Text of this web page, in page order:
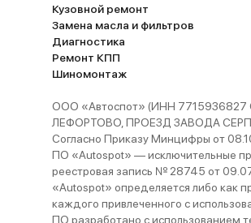
Кузовной ремонт
Замена масла и фильтров
Диагностика
Ремонт КПП
Шиномонтаж
ООО «Автоспот» (ИНН 7715936827
ЛЕФОРТОВО, ПРОЕЗД ЗАВОДА СЕРП И
Согласно Приказу Минцифры от
ПО «Autospot» — исключительные
реестровая запись № 28745 от
«Autospot» определяется либо как
каждого привлеченного с
ПО разработано с использованием